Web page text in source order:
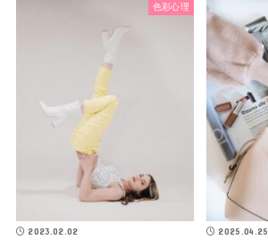
色彩心理
2023.02.02
2025.04.25